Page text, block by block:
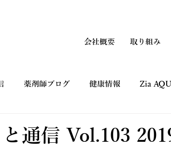
会社概要 取り組み
薬剤師ブログ 健康情報 Zia
通信 Vol.103